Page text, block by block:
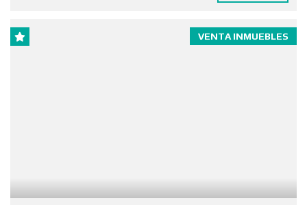
VENTA INMUEBLES